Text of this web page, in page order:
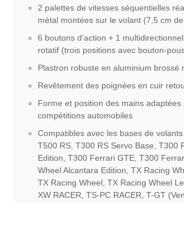
2 palettes de vitesses séquentielles
métal montées sur le volant (7,5 cm
6 boutons d’action + 1
rotatif (trois positions avec bouton-
Plastron robuste en aluminium brossé
Revêtement des poignées en cuir
Forme et position des mains adaptées
compétitions automobiles
Compatibles avec les bases de
T500 RS, T300 RS Servo Base, T300
Edition, T300 Ferrari GTE, T300
Wheel Alcantara Edition, TX Racing
TX Racing Wheel, TX Racing Wheel
XW RACER, TS-PC RACER, T-GT